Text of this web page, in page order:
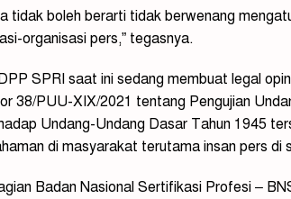
tidak boleh berarti tidak berwenang
organisasi pers,” tegasnya.
SPRI saat ini sedang membuat legal
38/PUU-XIX/2021 tentang Pengujian
Undang-Undang Dasar Tahun 1945
di masyarakat terutama insan pers di
Badan Nasional Sertifikasi Profesi –